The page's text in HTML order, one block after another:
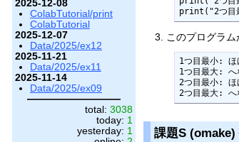
このプログラ
1つ目最小:
1つ目最大:
2つ目最小:
課題S (omake)
2025-12-08
ColabTutorial/print
ColabTutorial
2025-12-07
Data/2025/ex12
2025-11-21
Data/2025/ex11
2025-11-14
Data/2025/ex09
total: 3038
today: 1
yesterday: 1